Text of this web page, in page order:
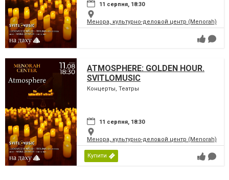
11 серпня, 18:30
Менора, культурно-деловой центр (Menorah)
ATMOSPHERE: GOLDEN HOUR.
SVITLOMUSIC
Концерты, Театры
11 серпня, 18:30
Менора, культурно-деловой центр (Menorah)
Купити